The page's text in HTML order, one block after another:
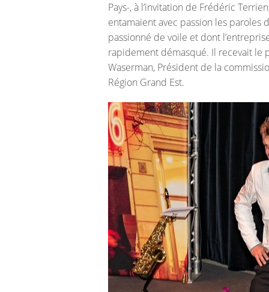
Pays-, à l’invitation de Frédéric
entamaient avec passion les paroles
passionné de voile et dont
rapidement démasqué. Il recevait le
Waserman, Président de la
Région Grand Est.